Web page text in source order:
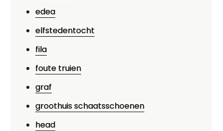
edea
elfstedentocht
fila
foute truien
graf
groothuis schaatsschoenen
head